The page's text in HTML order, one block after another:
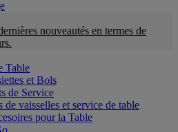
nouveautés en termes de
Table
et Bols
de Service
de vaisselles et service de table
pour la Table